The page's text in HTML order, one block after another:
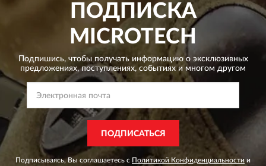
ПОДПИСКА
MICROTECH
Подпишись, чтобы получать информацию о эксклюзивных
предложениях,поступлениях, событиях и многом другом
ПОДПИСАТЬСЯ
Подписываясь, Вы соглашаетесь с Политикой Конфиденциальности и